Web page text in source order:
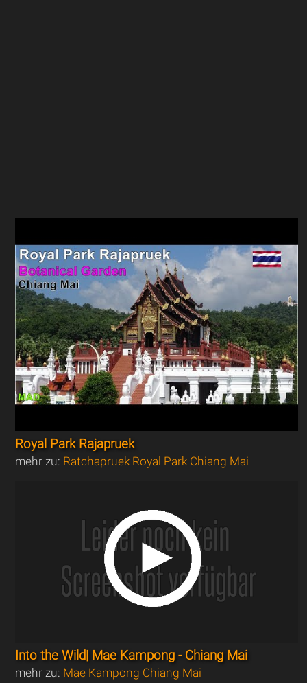
Royal Park Rajapruek
mehr zu: Ratchapruek Royal Park Chiang Mai
Into the Wild| Mae Kampong - Chiang Mai
mehr zu: Mae Kampong Chiang Mai